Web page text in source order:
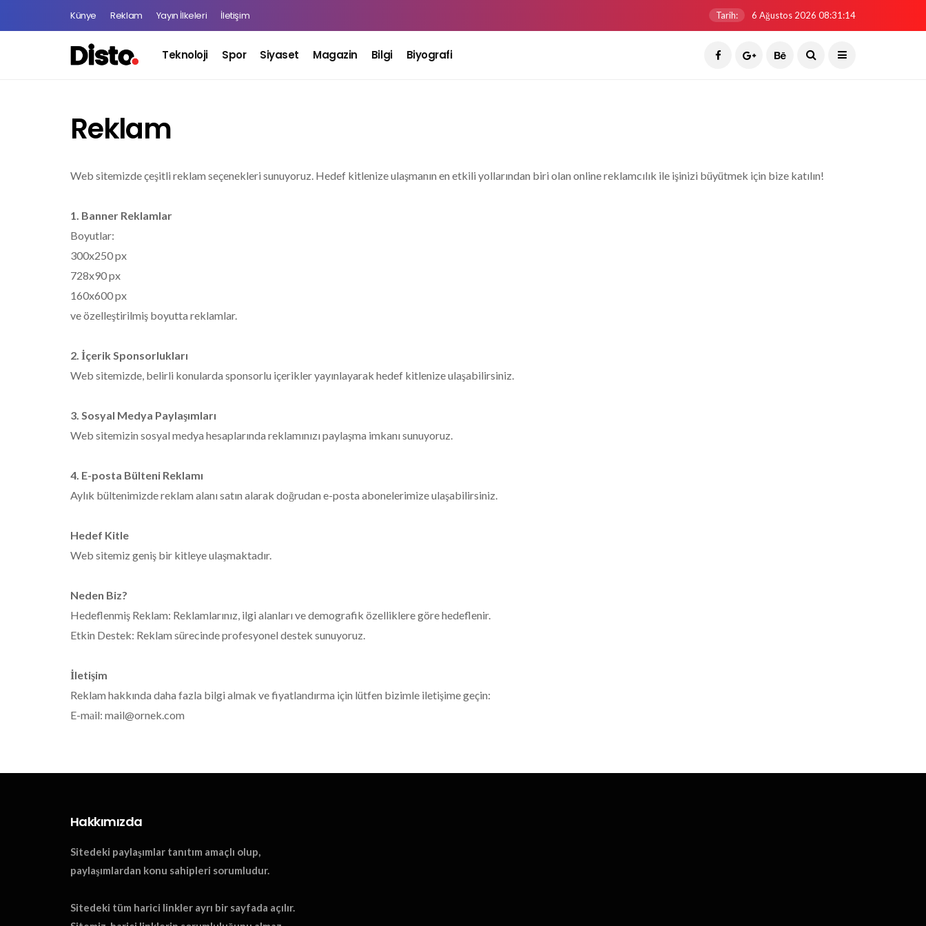
Künye Reklam Yayın İlkeleri İletişim Tarih: 6 Ağustos 2026 08:31:14
Teknoloji Spor Siyaset Magazin Bilgi Biyografi
Reklam
Web sitemizde çeşitli reklam seçenekleri sunuyoruz. Hedef kitlenize ulaşmanın en etkili yollarından biri olan online reklamcılık ile işinizi büyütmek için bize katılın!
1. Banner Reklamlar
Boyutlar:
300x250 px
728x90 px
160x600 px
ve özelleştirilmiş boyutta reklamlar.
2. İçerik Sponsorlukları
Web sitemizde, belirli konularda sponsorlu içerikler yayınlayarak hedef kitlenize ulaşabilirsiniz.
3. Sosyal Medya Paylaşımları
Web sitemizin sosyal medya hesaplarında reklamınızı paylaşma imkanı sunuyoruz.
4. E-posta Bülteni Reklamı
Aylık bültenimizde reklam alanı satın alarak doğrudan e-posta abonelerimize ulaşabilirsiniz.
Hedef Kitle
Web sitemiz geniş bir kitleye ulaşmaktadır.
Neden Biz?
Hedeflenmiş Reklam: Reklamlarınız, ilgi alanları ve demografik özelliklere göre hedeflenir.
Etkin Destek: Reklam sürecinde profesyonel destek sunuyoruz.
İletişim
Reklam hakkında daha fazla bilgi almak ve fiyatlandırma için lütfen bizimle iletişime geçin:
E-mаil: mail@ornek.com
Hakkımızda
Sitedeki paylaşımlar tanıtım amaçlı olup,
paylaşımlardan konu sahipleri sorumludur.
Sitedeki tüm harici linkler ayrı bir sayfada açılır.